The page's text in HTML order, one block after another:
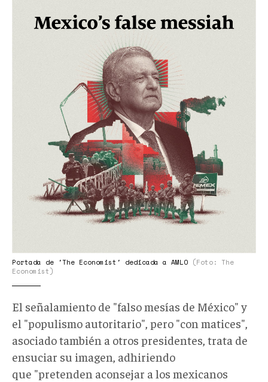
Portada de 'The Economist' dedicada a AMLO (Foto: The
Economist)
El señalamiento de "falso mesías de México" y
el "populismo autoritario", pero "con matices",
asociado también a otros presidentes, trata de
ensuciar su imagen, adhiriendo
que "pretenden aconsejar a los mexicanos